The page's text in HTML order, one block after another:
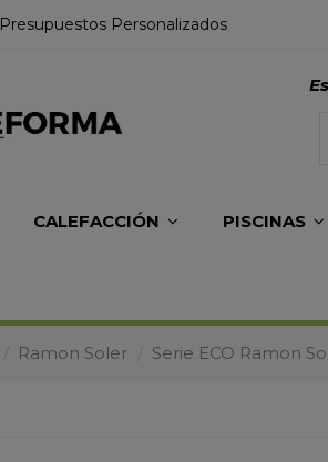
Presupuestos Personalizados
CALEFACCIÓN PISCINAS
Ramon Soler Serie ECO Ramon